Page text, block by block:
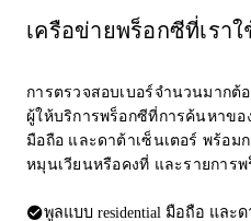
เครือข่ายพร็อกซีที่เราใ
การตรวจสอบเบอร์จำนวนมากต้
ผู้ให้บริการพร็อกซีที่การค้นหาขอ
มือถือ และดาต้าเซ็นเตอร์ พร้อม
หมุนเวียนหรือคงที่ และรายการ
พูลแบบ residential มือถือ และ